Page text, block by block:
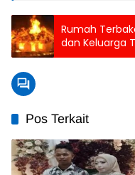
Rumah
dan Keluarga
Pos Terkait